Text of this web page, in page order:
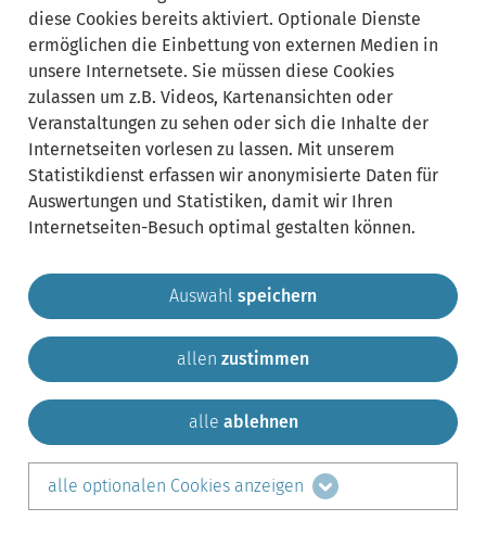
Gemeinde Krailling Impressum
Sitemap
Kontakt
teilen auf:
LinkedIn
diese Cookies bereits aktiviert. Optionale Dienste
ermöglichen die Einbettung von externen Medien in
unsere Internetsete. Sie müssen diese Cookies
zulassen um z.B. Videos, Kartenansichten oder
Veranstaltungen zu sehen oder sich die Inhalte der
Internetseiten vorlesen zu lassen. Mit unserem
Statistikdienst erfassen wir anonymisierte Daten für
Auswertungen und Statistiken, damit wir Ihren
Internetseiten-Besuch optimal gestalten können.
Auswahl speichern
allen zustimmen
alle ablehnen
alle optionalen Cookies anzeigen